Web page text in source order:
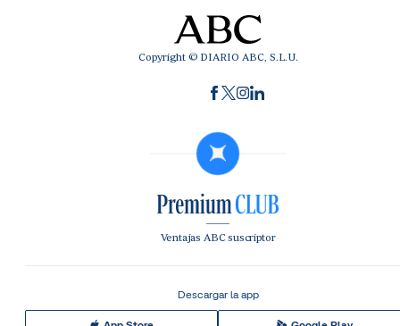
Copyright © DIARIO ABC, S.L.U.
Ventajas ABC suscriptor
Descargar la app